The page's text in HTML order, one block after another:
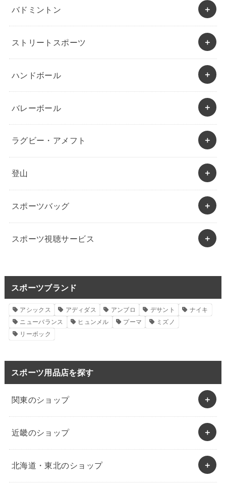
バドミントン
ストリートスポーツ
ハンドボール
バレーボール
ラグビー・アメフト
登山
スポーツバッグ
スポーツ視聴サービス
スポーツブランド
アシックス アディダス アンブロ デサント
ナイキ
ニューバランス
ヒュンメル プーマ
ミズノ
リーボック
スポーツ用品店を探す
関東のショップ
近畿のショップ
北海道・東北のショップ